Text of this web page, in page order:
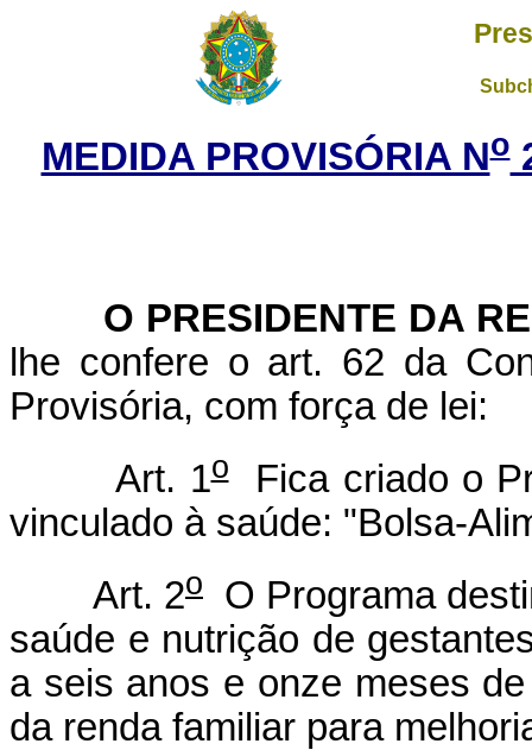
MEDIDA PROVISÓRIA No
O PRESIDENTE DA
lhe confere o art. 62 da
Provisória, com força de lei:
Art. 1oFica criado o
vinculado à saúde: "Bolsa-
Art. 2o
O Programa
saúde e nutrição de
a seis anos e onze meses
da renda familiar para